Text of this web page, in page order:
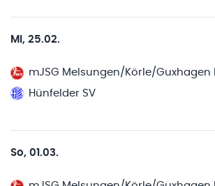
Mi, 25.02.
mJSG Melsungen/Körle/Guxhagen II
Hünfelder SV
So, 01.03.